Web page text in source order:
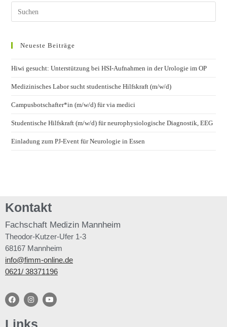
Neueste Beiträge
Hiwi gesucht: Unterstützung bei HSI-Aufnahmen in der Urologie im OP
Medizinisches Labor sucht studentische Hilfskraft (m/w/d)
Campusbotschafter*in (m/w/d) für via medici
Studentische Hilfskraft (m/w/d) für neurophysiologische Diagnostik, EEG
Einladung zum PJ-Event für Neurologie in Essen
Kontakt
Fachschaft Medizin Mannheim
Theodor-Kutzer-Ufer 1-3
68167 Mannheim
info@fimm-online.de
0621/ 38371196
Links